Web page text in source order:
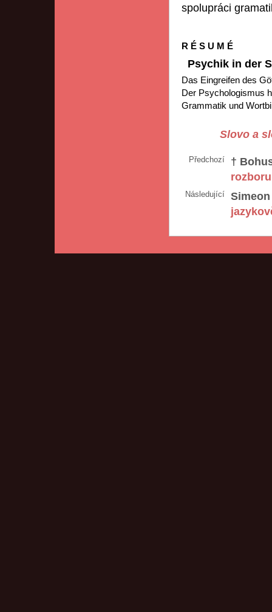
spolupráci
R É S U M É
Psychik in der
Das Eingreifen des
Der Psychologismus
Grammatik und
Slovo a
Předchozí
†
Následující